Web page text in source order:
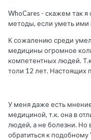
WhoCares - скажем так я
методы, если уметь ими
К сожалению среди
медицины огромное
компетентных людей.
толи 12 лет. Настоящих
У меня даже есть
медициной, т.к. она в
людей, а не болезни. Но
обратиться к подобному